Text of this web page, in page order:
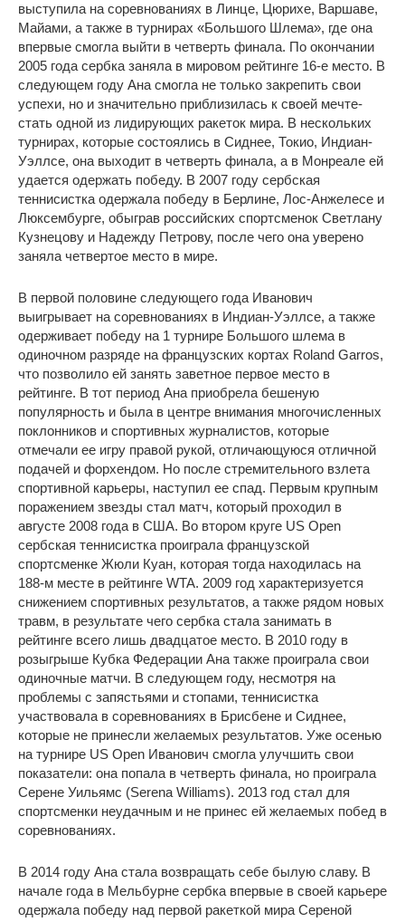
выступила на соревнованиях в Линце, Цюрихе, Варшаве,
Майами, а также в турнирах «Большого Шлема», где она
впервые смогла выйти в четверть финала. По окончании
2005 года сербка заняла в мировом рейтинге 16-е место. В
следующем году Ана смогла не только закрепить свои
успехи, но и значительно приблизилась к своей мечте-
стать одной из лидирующих ракеток мира. В нескольких
турнирах, которые состоялись в Сиднее, Токио, Индиан-
Уэллсе, она выходит в четверть финала, а в Монреале ей
удается одержать победу. В 2007 году сербская
теннисистка одержала победу в Берлине, Лос-Анжелесе и
Люксембурге, обыграв российских спортсменок Светлану
Кузнецову и Надежду Петрову, после чего она уверено
заняла четвертое место в мире.
В первой половине следующего года Иванович
выигрывает на соревнованиях в Индиан-Уэллсе, а также
одерживает победу на 1 турнире Большого шлема в
одиночном разряде на французских кортах Roland Garros,
что позволило ей занять заветное первое место в
рейтинге. В тот период Ана приобрела бешеную
популярность и была в центре внимания многочисленных
поклонников и спортивных журналистов, которые
отмечали ее игру правой рукой, отличающуюся отличной
подачей и форхендом. Но после стремительного взлета
спортивной карьеры, наступил ее спад. Первым крупным
поражением звезды стал матч, который проходил в
августе 2008 года в США. Во втором круге US Open
сербская теннисистка проиграла французской
спортсменке Жюли Куан, которая тогда находилась на
188-м месте в рейтинге WTA. 2009 год характеризуется
снижением спортивных результатов, а также рядом новых
травм, в результате чего сербка стала занимать в
рейтинге всего лишь двадцатое место. В 2010 году в
розыгрыше Кубка Федерации Ана также проиграла свои
одиночные матчи. В следующем году, несмотря на
проблемы с запястьями и стопами, теннисистка
участвовала в соревнованиях в Брисбене и Сиднее,
которые не принесли желаемых результатов. Уже осенью
на турнире US Open Иванович смогла улучшить свои
показатели: она попала в четверть финала, но проиграла
Серене Уильямс (Serena Williams). 2013 год стал для
спортсменки неудачным и не принес ей желаемых побед в
соревнованиях.
В 2014 году Ана стала возвращать себе былую славу. В
начале года в Мельбурне сербка впервые в своей карьере
одержала победу над первой ракеткой мира Сереной